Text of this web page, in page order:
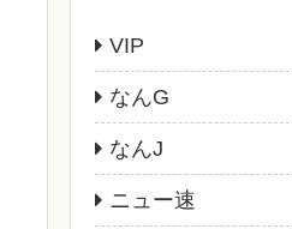
VIP
なんG
なんJ
ニュー速